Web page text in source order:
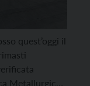
quest’oggi il
Metallurgica